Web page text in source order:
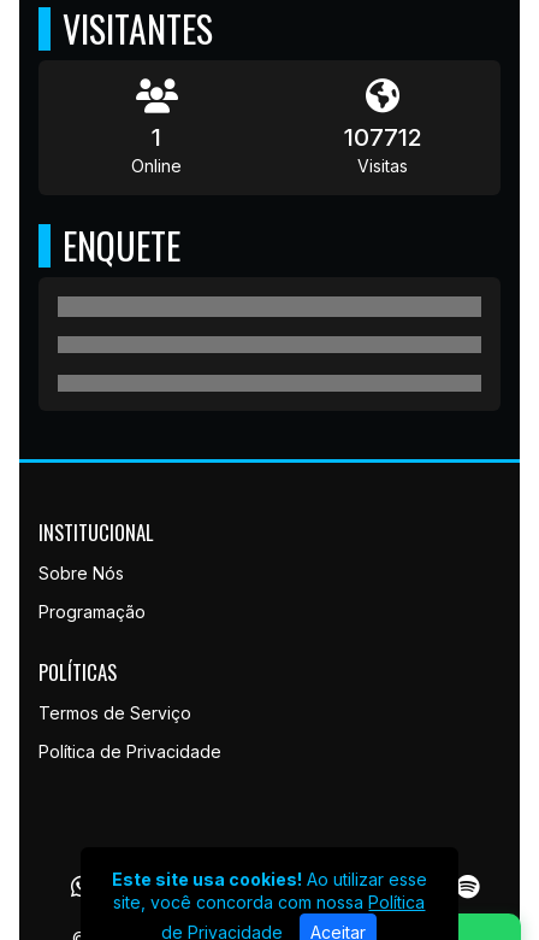
VISITANTES
1
Online
107712
Visitas
ENQUETE
INSTITUCIONAL
Sobre Nós
Programação
POLÍTICAS
Termos de Serviço
Política de Privacidade
Este site usa cookies! Ao utilizar esse
site, você concorda com nossaPolítica
de Privacidade
Aceitar